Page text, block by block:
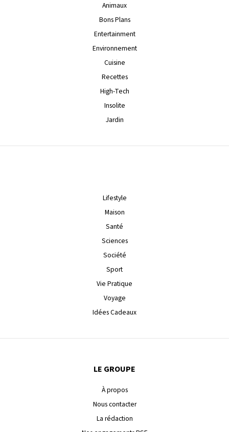
Animaux
Bons Plans
Entertainment
Environnement
Cuisine
Recettes
High-Tech
Insolite
Jardin
Lifestyle
Maison
Santé
Sciences
Société
Sport
Vie Pratique
Voyage
Idées Cadeaux
LE GROUPE
À propos
Nous contacter
La rédaction